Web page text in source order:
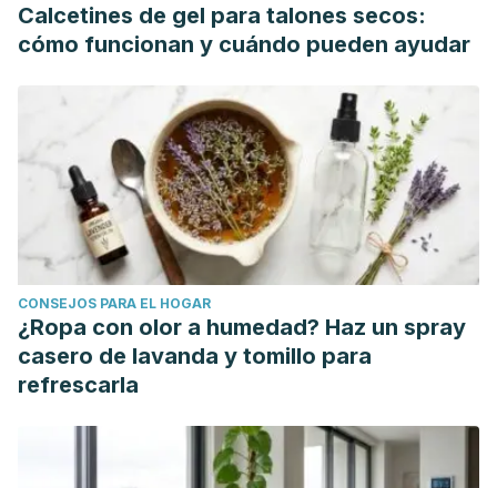
Mass: Translating Science to Application and Health
10.3390/nu11051136. PMID: 31121843; PMCID: PMC6566799.
Pruthi, S. (Aug. 05, 2020). Do breast enhancement
supplements work?. Mayo Foundation for Medical
Education and Research (MFMER). Available in
https://www.mayoclinic.org/healthy-lifestyle/womens-
health/expert-answers/natural-breast-enhancement/faq-
20057834
Bennetau-Pelissero C. Risks and benefits of
phytoestrogens: where are we now? Curr Opin Clin Nutr
Metab Care. 2016 Nov;19(6):477-483. doi:
Khouri RK, Schlenz I, Murphy BJ, Baker TJ. Nonsurgical
breast enlargement using an external soft-tissue expansion
Calcetines de gel para talones secos:
cómo funcionan y cuándo pueden ayudar
CONSEJOS PARA EL HOGAR
¿Ropa con olor a humedad? Haz un spray
casero de lavanda y tomillo para
refrescarla